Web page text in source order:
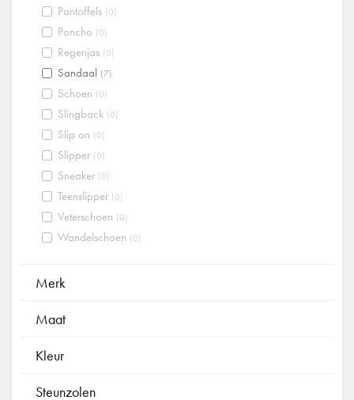
Pantoffels (0)
Poncho (0)
Regenjas (0)
Sandaal (7)
Schoen (0)
Slingback (0)
Slip on (0)
Slipper (0)
Sneaker (0)
Teenslipper (0)
Veterschoen (0)
Wandelschoen (0)
Merk
Maat
Kleur
Steunzolen